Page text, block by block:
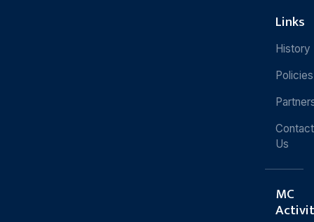
Links
History
Policies
Contact
Us
MC